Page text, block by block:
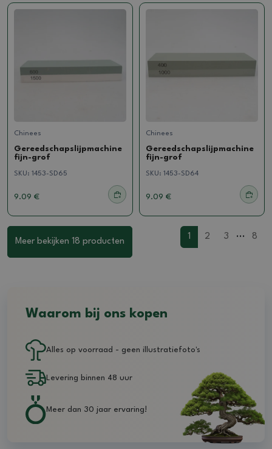
Chinees
Gereedschapslijpmachine
fijn-grof
SKU: 1453-SD65
9.09 €
Chinees
Gereedschapslijpmachine
fijn-grof
SKU: 1453-SD64
9.09 €
Meer bekijken 18 producten
1 2 3 ... 8
Waarom bij ons kopen
Alles op voorraad - geen illustratiefoto's
Levering binnen 48 uur
Meer dan 30 jaar ervaring!